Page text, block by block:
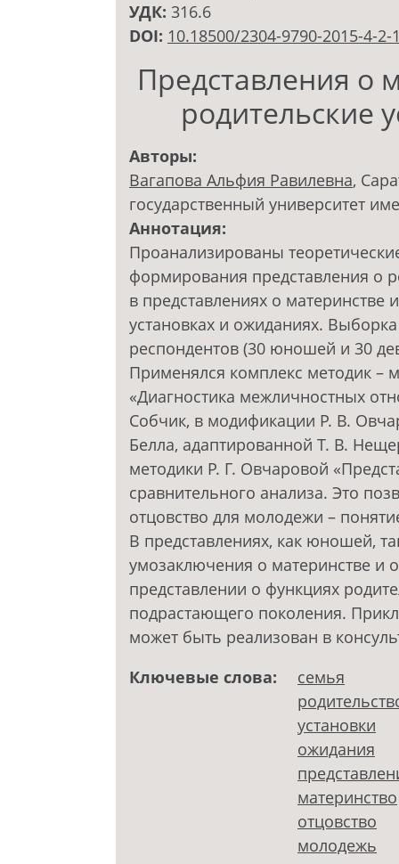
УДК: 316.6
DOI: 10.18500/2304-9790-2015-4-2-
Представления о
родительские
Авторы:
Вагапова Альфия Равилевна,
государственный университет
Аннотация:
Проанализированы
формирования представления о
в представлениях о материнстве
установках и ожиданиях.
респондентов (30 юношей и 30
Применялся комплекс методик –
«Диагностика межличностных
Собчик, в модификации Р. В.
Белла, адаптированной Т. В.
методики Р. Г. Овчаровой
сравнительного анализа. Это
отцовство для молодежи –
В представлениях, как юношей,
умозаключения о материнстве и
представлении о функциях
подрастающего поколения.
может быть реализован в
Ключевые слова:
семья
установки
ожидания
материнство
отцовство
молодежь